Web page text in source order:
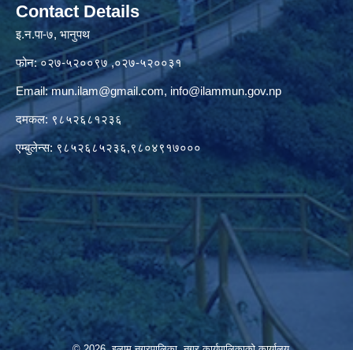
Contact Details
इ.न.पा-७, भानुपथ
फोन: ०२७-५२००९७ ,०२७-५२००३१
Email:mun.ilam@gmail.com, info@ilammun.gov.np
दमकल: ९८५२६८१२३६
एम्बुलेन्स: ९८५२६८५२३६,९८०४९१७०००